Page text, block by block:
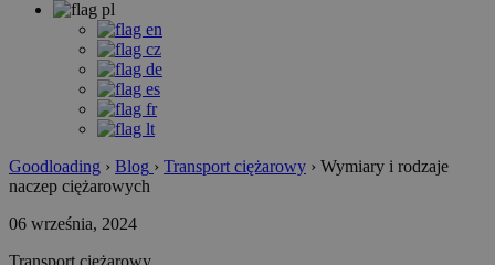
Goodloading › Blog › Transport ciężarowy › Wymiary i rodzaje
naczep ciężarowych
06 września, 2024
Transport ciężarowy